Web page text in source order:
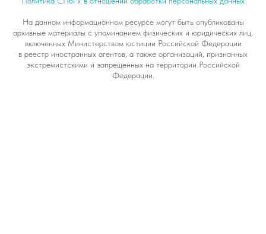
На данном информационном ресурсе могут быть опубликованы
архивные материалы с упоминанием физических и юридических лиц,
включенных Министерством юстиции Российской Федерации
в реестр иностранных агентов, а также организаций, признанных
экстремистскими и запрещенных на территории Российской
Федерации.